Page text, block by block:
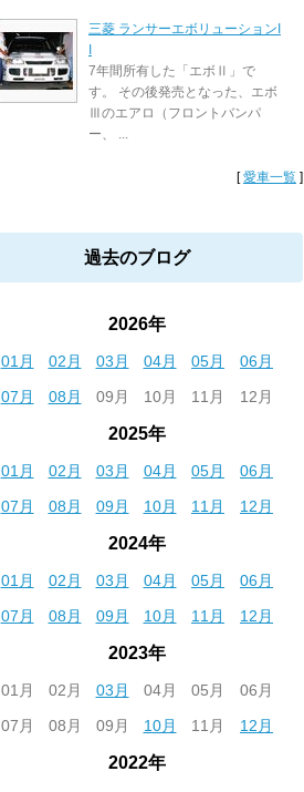
三菱 ランサーエボリューションI
7年間所有した「エボⅡ」で
す。 その後発売となった、エボ
Ⅲのエアロ（フロントバンパ
ー、 ...
[愛車一覧 ]
過去のブログ
2026年
01月 02月 03月 04月 05月
06月
07月
08月 09月 10月 11月 12月
2025年
01月 02月 03月 04月 05月
06月
07月
08月 09月 10月 11月 12月
2024年
01月 02月 03月 04月 05月
06月
07月
08月 09月 10月 11月 12月
2023年
01月 02月 03月 04月 05月
06月
07月
08月 09月 10月 11月 12月
2022年